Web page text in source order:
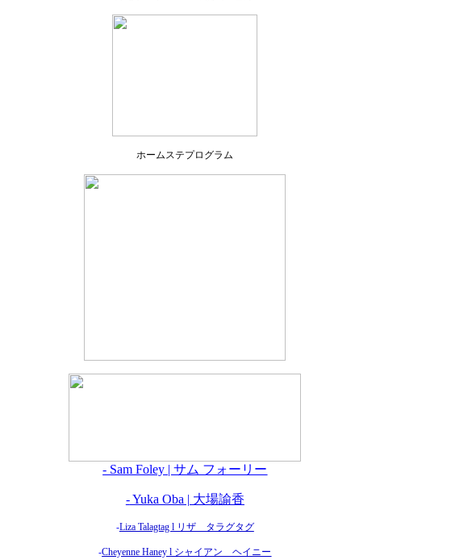
ホームステプログラム
- Sam Foley | サム フォーリー
-Yuka Oba | 大場諭香
-Liza Talagtag l リザ タラグタグ
-Cheyenne Haney l シャイアン ヘイニー